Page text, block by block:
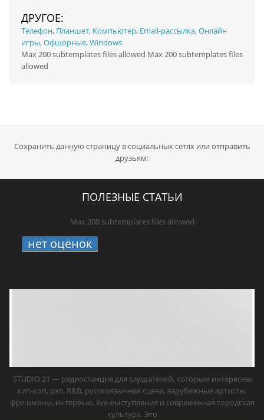
ДРУГОЕ:
Телефон, Планшет, Компьютер, Email-рассылка,Онлайн
игры,Офшорные,Windows
Max 200 subtemplates files allowed Max 200 subtemplates files
allowed
Сохранить данную страницу в социальных сетях или отправить
друзьям:
ПОЛЕЗНЫЕ СТАТЬИ
Max 200 subtemplates files allowed
нет оценок
STUDIO 21 — радиостанция для слушателей, которым интересны
хип-хоп, рэп, R&B, русскоязычная сцена, зарубежные артисты,
фрешмены, интервью, live-выступления и современная городская
культура. Это